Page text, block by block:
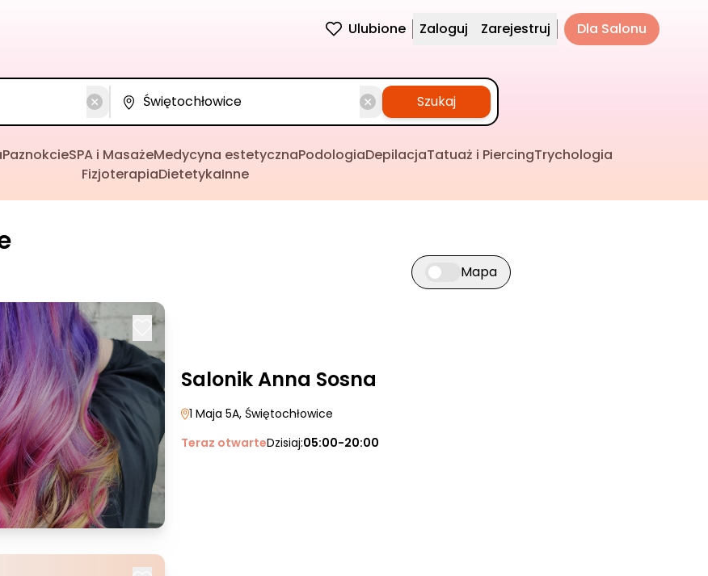
Ulubione Zaloguj Zarejestruj Dla Salonu
Szukaj
PaznokcieSPA i MasażeMedycyna estetycznaPodologiaDepilacjaTatuaż i PiercingTrychologia
FizjoterapiaDietetykaInne
Przełącz widok mapy
Mapa
Salonik Anna Sosna
1 Maja 5A, Świętochłowice
Teraz otwarteDzisiaj:05:00-20:00